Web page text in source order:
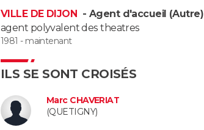
VILLE DE DIJON - Agent d'accueil (Autre)
agent polyvalent des theatres
1981 - maintenant
ILS SE SONT CROISÉS
Marc CHAVERIAT
(QUETIGNY)